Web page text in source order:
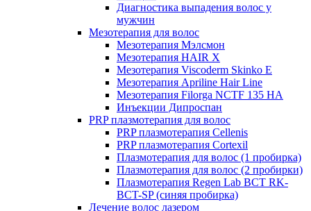
Диагностика выпадения волос у
мужчин
Мезотерапия для волос
Мезотерапия Мэлсмон
Мезотерапия HAIR X
Мезотерапия Viscoderm Skinko E
Мезотерапия Apriline Hair Line
Мезотерапия Filorga NCTF 135 HA
Инъекции Дипроспан
PRP плазмотерапия для волос
PRP плазмотерапия Cellenis
PRP плазмотерапия Cortexil
Плазмотерапия для волос (1 пробирка)
Плазмотерапия для волос (2 пробирки)
Плазмотерапия Regen Lab BCT RK-
BCT-SP (синяя пробирка)
Лечение волос лазером